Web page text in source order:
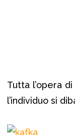
Tutta l’opera di
l’individuo si